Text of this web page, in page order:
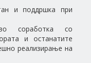
и поддршка при
соработка со
и останатите
реализирање на